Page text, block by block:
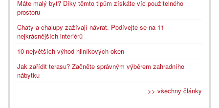
Máte malý byt? Díky těmto tipům získáte víc použitelného
prostoru
Chaty a chalupy zažívají návrat. Podívejte se na 11
nejkrásnějších interiérů
10 největších výhod hliníkových oken
Jak zařídit terasu? Začněte správným výběrem zahradního
nábytku
>> všechny články